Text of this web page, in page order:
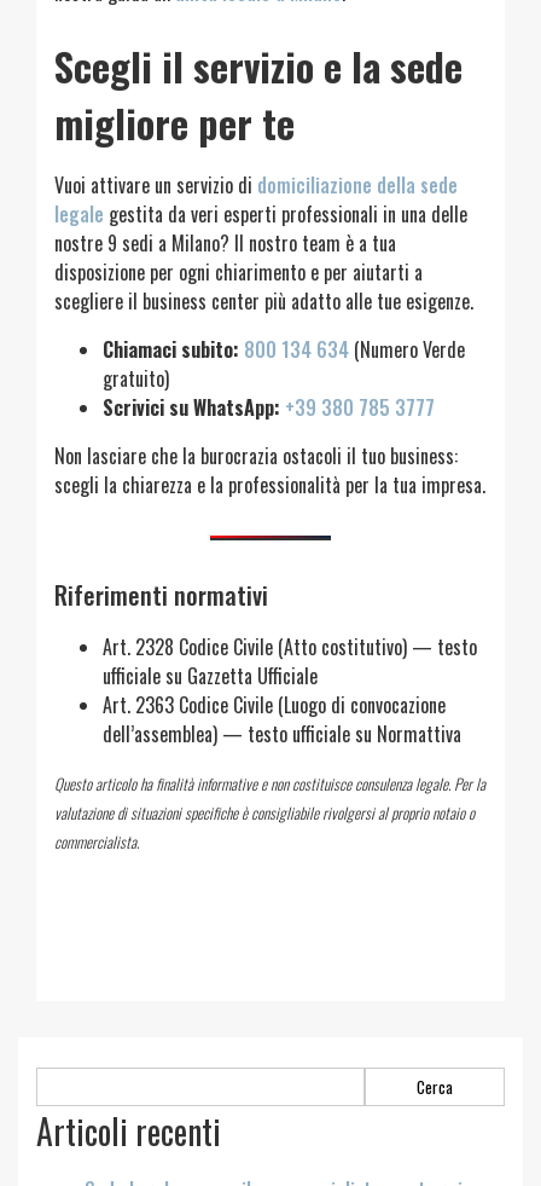
Scegli il servizio e la sede
migliore per te
Vuoi attivare un servizio di domiciliazione della sede
legale gestita da veri esperti professionali in una delle
nostre 9 sedi a Milano? Il nostro team è a tua
disposizione per ogni chiarimento e per aiutarti a
scegliere il business center più adatto alle tue esigenze.
Chiamaci subito: 800 134 634 (Numero Verde
gratuito)
Scrivici su WhatsApp: +39 380 785 3777
Non lasciare che la burocrazia ostacoli il tuo business:
scegli la chiarezza e la professionalità per la tua impresa.
Riferimenti normativi
Art. 2328 Codice Civile (Atto costitutivo) — testo
ufficiale su Gazzetta Ufficiale
Art. 2363 Codice Civile (Luogo di convocazione
dell’assemblea) — testo ufficiale su Normattiva
Questo articolo ha finalità informative e non costituisce consulenza legale. Per la
valutazione di situazioni specifiche è consigliabile rivolgersi al proprio notaio o
commercialista.
per:
Articoli recenti